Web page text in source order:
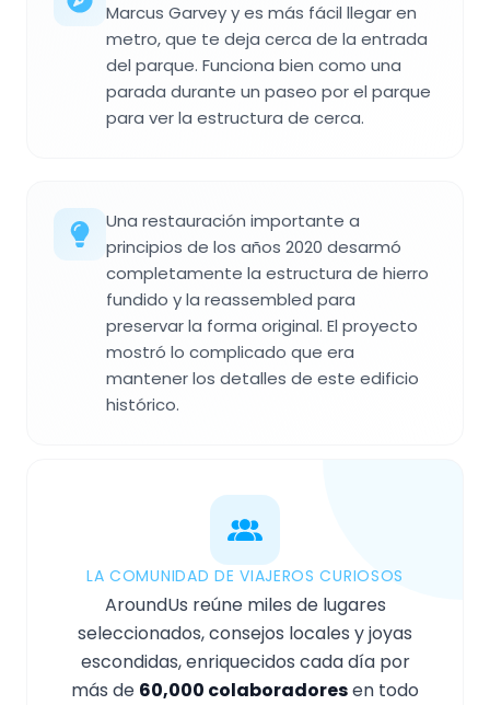
Marcus Garvey y es más fácil llegar en
metro, que te deja cerca de la entrada
del parque. Funciona bien como una
parada durante un paseo por el parque
para ver la estructura de cerca.
Una restauración importante a
principios de los años 2020 desarmó
completamente la estructura de hierro
fundido y la reassembled para
preservar la forma original. El proyecto
mostró lo complicado que era
mantener los detalles de este edificio
histórico.
LA COMUNIDAD DE VIAJEROS CURIOSOS
AroundUs reúne miles de lugares
seleccionados, consejos locales y joyas
escondidas, enriquecidos cada día por
más de 60,000 colaboradoresen todo